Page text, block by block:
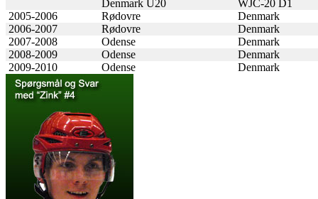
Denmark U20
WJC-20 D1
2005-2006
Rødovre
Denmark
2006-2007
Rødovre
Denmark
2007-2008
Odense
Denmark
2008-2009
Odense
Denmark
2009-2010
Odense Denmark